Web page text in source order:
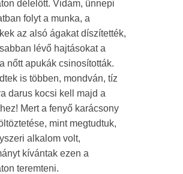
délelőtt. Vidám, ünnepi
folyt a munka, a
az alsó ágakat díszítették,
lévő hajtásokat a
nőtt apukák csinosították.
is többen, mondván, tíz
darus kocsi kell majd a
Mert a fenyő karácsony
mint megtudtuk,
alkalom volt,
kívántak ezen a
teremteni.